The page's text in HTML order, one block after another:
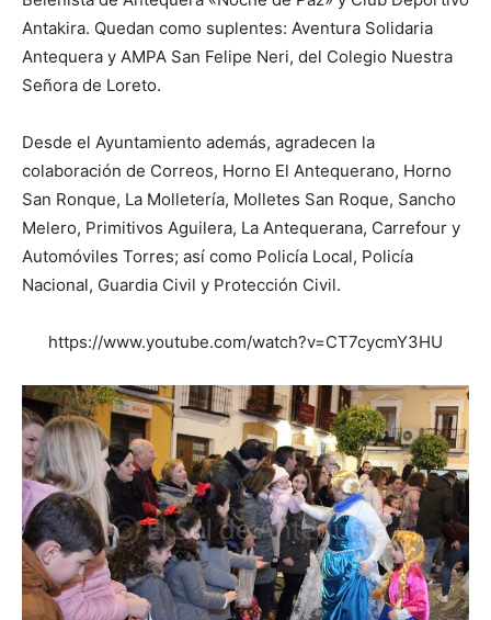
Antakira. Quedan como suplentes: Aventura Solidaria
Antequera y AMPA San Felipe Neri, del Colegio Nuestra
Señora de Loreto.
Desde el Ayuntamiento además, agradecen la
colaboración de Correos, Horno El Antequerano, Horno
San Ronque, La Molletería, Molletes San Roque, Sancho
Melero, Primitivos Aguilera, La Antequerana, Carrefour y
Automóviles Torres; así como Policía Local, Policía
Nacional, Guardia Civil y Protección Civil.
https://www.youtube.com/watch?v=CT7cycmY3HU